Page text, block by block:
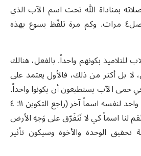
بمناداة الله تحت اسم الآب الذي
يتكرر ذكره في هذا الفصل٤ مرات. وكم مرة تلفّظ يسوع بهذه
للتلاميذ بكونهم واحداً. بالفعل، هنالك
لا بل أكثر من ذلك، فالأول يعتمد على
في حمى الآب يستطيعون أن يكونوا واحداً.
ولكن إن تفّرقوا وأقام كل واحد لنفسه اسماً آخر (راجع التكوين ١١: ٤
لنا اسماً كي لا نَتَفَرّق على وَجهِ الأرض
الوحدة والأخوة وسيكون تأثير